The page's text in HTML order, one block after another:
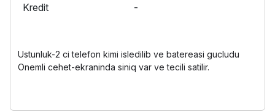
Kredit
-
Ustunluk-2 ci telefon kimi isledilib ve batereasi gucludu
Onemli cehet-ekraninda siniq var ve tecili satilir.